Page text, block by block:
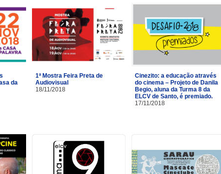
da
1ª Mostra Feira Preta de
Audiovisual
18/11/2018
Cinezito: a educação através
do cinema – Projeto de Danila
Begio, aluna da Turma 8 da
ELCV de Santo, é premiado.
17/11/2018